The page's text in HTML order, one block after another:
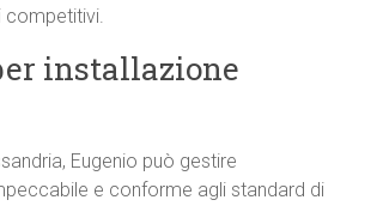
competitivi.
installazione
Eugenio può gestire
e conforme agli standard di